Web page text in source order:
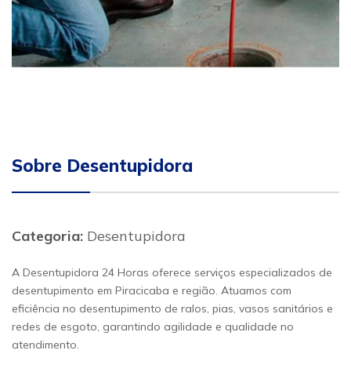
Sobre Desentupidora
Categoria: Desentupidora
A Desentupidora 24 Horas oferece serviços especializados de
desentupimento em Piracicaba e região. Atuamos com
eficiência no desentupimento de ralos, pias, vasos sanitários e
redes de esgoto, garantindo agilidade e qualidade no
atendimento.